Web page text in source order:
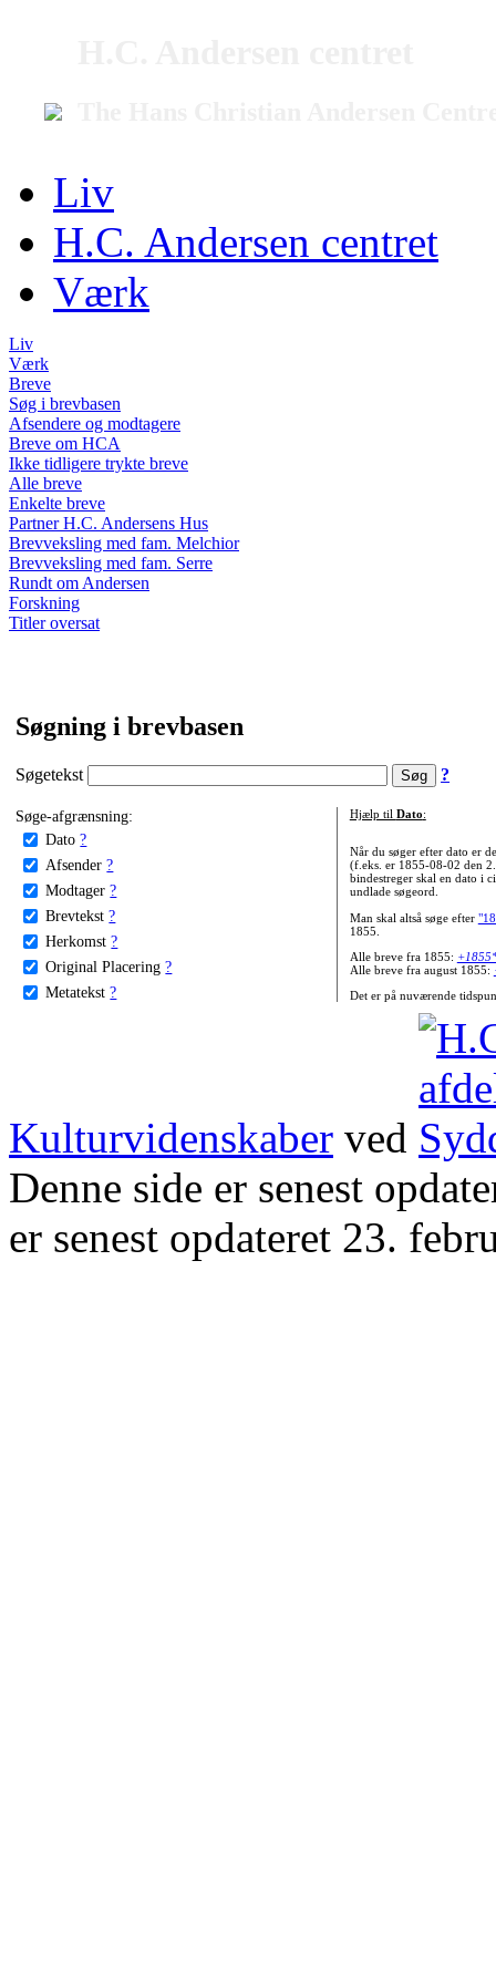
Liv
H.C. Andersen centret
Værk
Liv
Værk
Breve
Søg i brevbasen
Afsendere og modtagere
Breve om HCA
Ikke tidligere trykte breve
Alle breve
Enkelte breve
Partner H.C. Andersens Hus
Brevveksling med fam. Melchior
Brevveksling med fam. Serre
Rundt om Andersen
Forskning
Titler oversat
Søgning i brevbasen
Søgetekst ?
Søge-afgrænsning:
Dato ?
Afsender ?
Modtager ?
Brevtekst ?
Herkomst ?
Original Placering ?
Metatekst ?
Hjælp til Dato:
Når du søger efter dato er
(f.eks. er 1855-08-02 den
bindestreger skal en dato i
undlade søgeord.
Man skal altså søge efter
1855.
Alle breve fra 1855:
Alle breve fra august 1855:
Det er på nuværende
Kulturvidenskaber ved
Denne side er senest
er senest opdateret 23.